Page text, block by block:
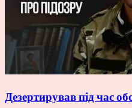
Дезертирував під час